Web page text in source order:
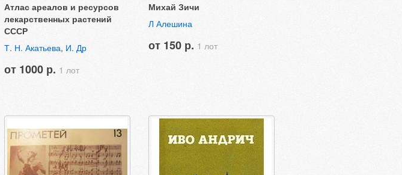
Атлас ареалов и ресурсов
лекарственных растений
СССР
Т. Н. Акатьева, И. Др
от 1000 р. 1 лот
Михай Зичи
Л Алешина
от 150 р. 1 лот